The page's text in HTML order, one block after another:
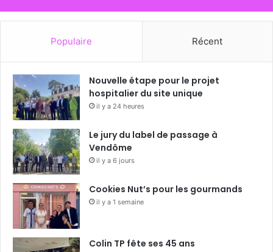
Populaire Récent
Nouvelle étape pour le projet
hospitalier du site unique
il y a 24 heures
Le jury du label de passage à
Vendôme
il y a 6 jours
Cookies Nut’s pour les gourmands
il y a 1 semaine
Colin TP fête ses 45 ans